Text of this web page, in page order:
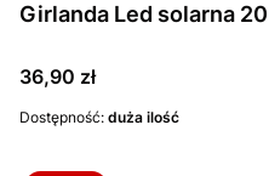
Girlanda Led solarna
Cena
36,90 zł
Dostępność: duża ilość